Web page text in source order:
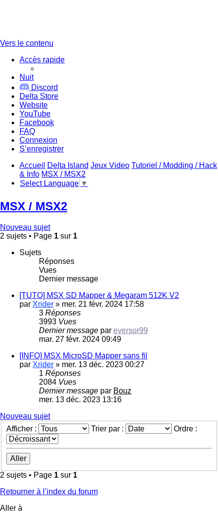
Vers le contenu
Accès rapide
Nuit
Discord
Delta Store
Website
YouTube
Facebook
FAQ
Connexion
S’enregistrer
Accueil
Delta Island Jeux Video Tutoriel / Modding / Hack
& Info MSX / MSX2
Select Language ▼
MSX / MSX2
Nouveau sujet
2 sujets • Page 1 sur 1
Sujets
Réponses
Vues
Dernier message
[TUTO] MSX SD Mapper & Megaram 512K V2
par Xrider » mer. 21 févr. 2024 17:58
3 Réponses
3993 Vues
Dernier message par eversor99
mar. 27 févr. 2024 09:49
[INFO] MSX MicroSD Mapper sans fil
par Xrider » mer. 13 déc. 2023 00:27
1 Réponses
2084 Vues
Dernier message par Bouz
mer. 13 déc. 2023 13:16
Nouveau sujet
Afficher :
Trier par : Ordre :
2 sujets • Page 1 sur 1
Retourner à l’index du forum
Aller à